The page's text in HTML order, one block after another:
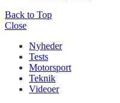
Back to Top
Close
Nyheder
Tests
Motorsport
Teknik
Videoer